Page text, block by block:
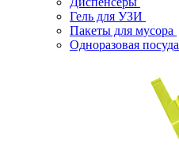
Гель для УЗИ
Пакеты для мусора
Одноразовая посуда